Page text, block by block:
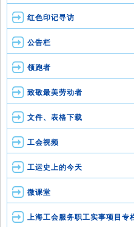
红色印记寻访
公告栏
领跑者
致敬最美劳动者
文件、表格下载
工会视频
工运史上的今天
微课堂
上海工会服务职工实事项目专